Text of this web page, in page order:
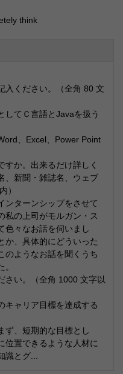
think
入ください。（全角 80 文
してＣ言語とJavaを扱う
、Excel、Power Point
すか。出来るだけ詳しく
、新聞・雑誌名、ウェブ
）
ンターンシップをさせて
私の上司がモルガン・ス
色々なお話を伺いまし
か、具体的にどういった
のようなお話を聞くうち
さい。（全角 1000 文字以
キャリア目標を達成する
ず、短期的な目標とし
位置できるような人材に
とグ...